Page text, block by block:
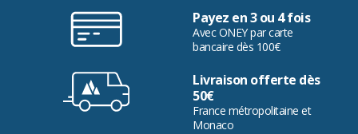
Payez en 3 ou 4 fois
Avec ONEY par carte
bancaire dès 100€
Livraison offerte dès
50€
France métropolitaine et
Monaco